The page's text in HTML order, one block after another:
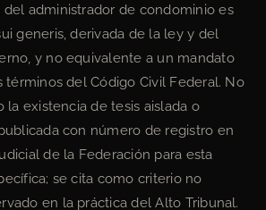
del administrador de condominio es
generis, derivada de la ley y del
y no equivalente a un mandato
términos del Código Civil Federal. No
la existencia de tesis aislada o
con número de registro en
de la Federación para esta
se cita como criterio no
en la práctica del Alto Tribunal.